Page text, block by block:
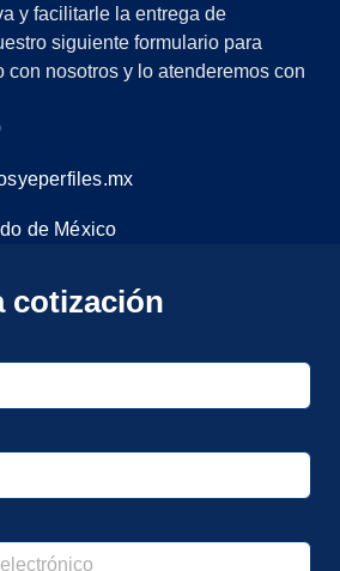
y facilitarle la entrega de
siguiente formulario para
con nosotros y lo atenderemos con
de México
cotización